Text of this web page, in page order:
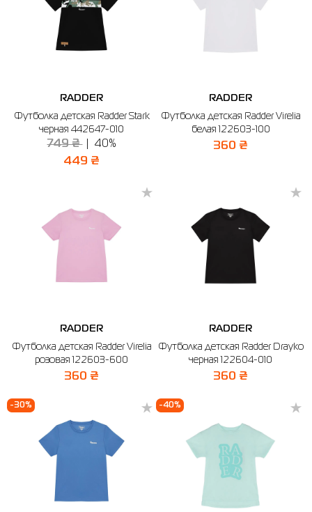
RADDER
Футболка детская Radder Stark
черная 442647-010
749 ₴ 40%
449 ₴
RADDER
Футболка детская Radder Virelia
белая 122603-100
360 ₴
RADDER
Футболка детская Radder Virelia
розовая 122603-600
360 ₴
RADDER
Футболка детская Radder Drayko
черная 122604-010
360 ₴
-30% -40%